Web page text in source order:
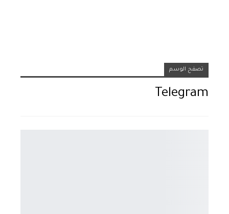
تصفح الوسم
Telegram